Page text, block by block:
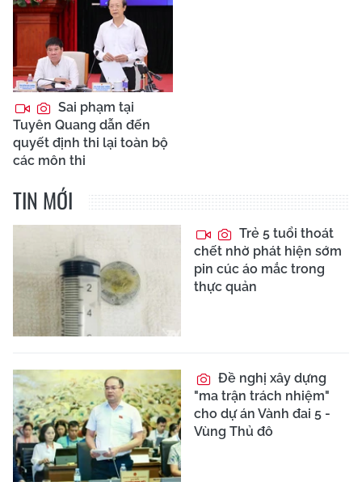
Sai phạm tại
Tuyên Quang dẫn đến
quyết định thi lại toàn bộ
các môn thi
TIN MỚI
Trẻ 5 tuổi thoát
chết nhờ phát hiện sớm
pin cúc áo mắc trong
thực quản
Đề nghị xây dựng
"ma trận trách nhiệm"
cho dự án Vành đai 5 -
Vùng Thủ đô